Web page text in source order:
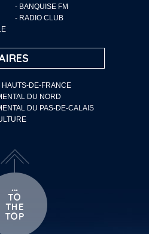
- BANQUISE FM
- RADIO CLUB
DE-FRANCE
DU NORD
DU PAS-DE-CALAIS